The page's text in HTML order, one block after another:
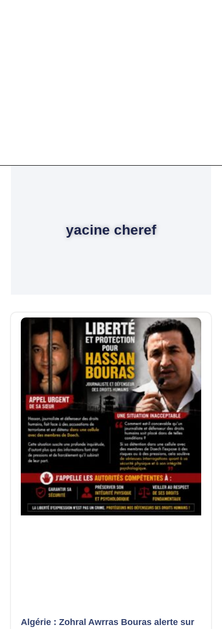
yacine cheref
Algérie : Zohral Awrras Bouras alerte sur